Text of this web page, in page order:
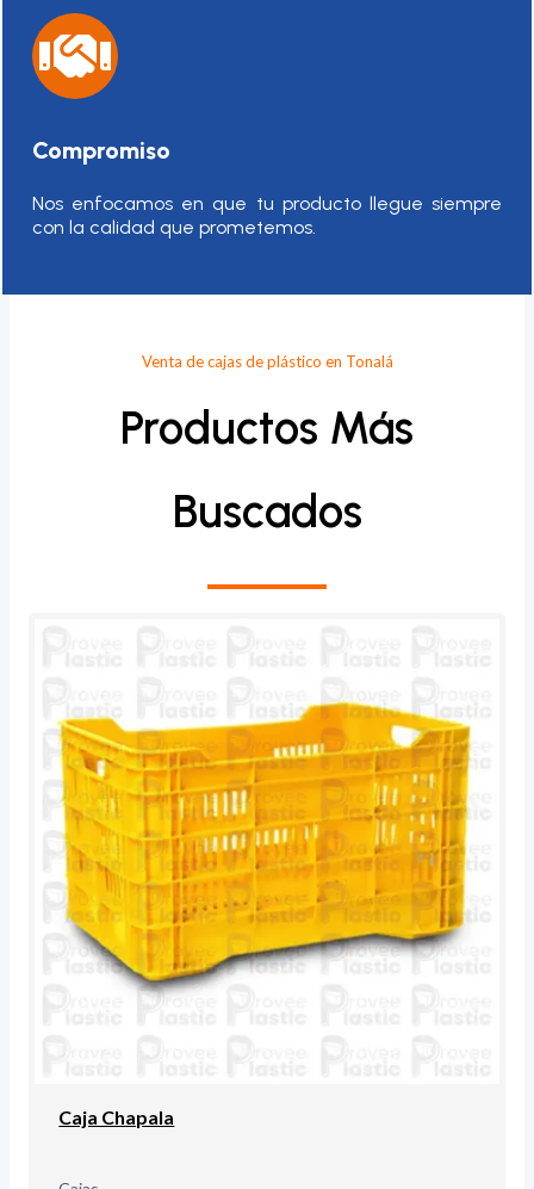
Compromiso
Nos enfocamos en que tu producto llegue siempre
con la calidad que prometemos.
Venta de cajas de plástico en Tonalá
Productos Más
Buscados
Caja Chapala